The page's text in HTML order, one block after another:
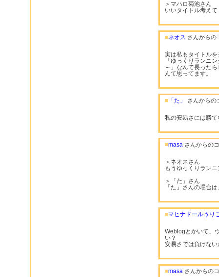
＞マハロ菊池さん
いいタイトル考え
■ネオス さんからの
実は私もタイトル
「ゆっくりランニ
～」なんて長った
んて思ってます。
■ 「た」 さんからの
私の安易さには勝
■masa さんからの
＞ネオスさん
もうゆっくりラン
＞「た」さん
「た」さんの場合
■マヒナドールうり
Weblogとかいて、
い？
安易さでは負けな
■masa さんからの